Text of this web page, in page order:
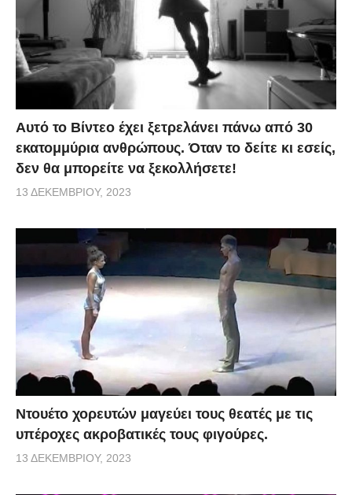
Αυτό το Βίντεο έχει ξετρελάνει πάνω από 30
εκατομμύρια ανθρώπους. Όταν το δείτε κι εσείς,
δεν θα μπορείτε να ξεκολλήσετε!
13 ΔΕΚΕΜΒΡΊΟΥ, 2023
Ντουέτο χορευτών μαγεύει τους θεατές με τις
υπέροχες ακροβατικές τους φιγούρες.
13 ΔΕΚΕΜΒΡΊΟΥ, 2023